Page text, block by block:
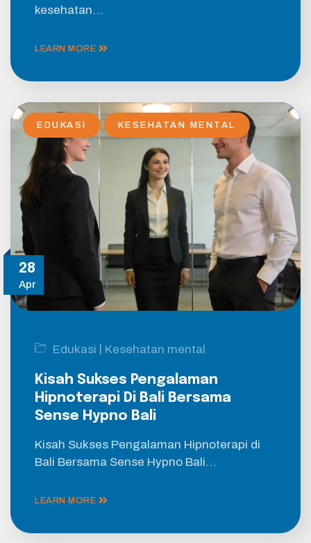
kesehatan…
LEARN MORE
28
Apr
EDUKASI KESEHATAN MENTAL
Edukasi | Kesehatan mental
Kisah Sukses Pengalaman
Hipnoterapi Di Bali Bersama
Sense Hypno Bali
Kisah Sukses Pengalaman Hipnoterapi di
Bali Bersama Sense Hypno Bali…
LEARN MORE